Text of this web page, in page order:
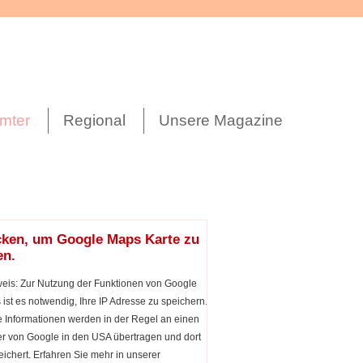
Regional Unsere Magazine
um Google Maps Karte zu
Zur Nutzung der Funktionen von Google
ist es notwendig, Ihre IP Adresse zu speichern.
Informationen werden in der Regel an einen
von Google in den USA übertragen und dort
Erfahren Sie mehr in unserer